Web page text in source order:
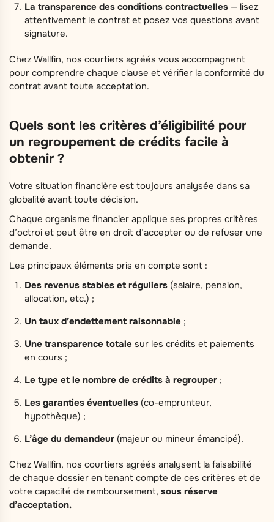
La transparence des conditions contractuelles — lisez
attentivement le contrat et posez vos questions avant
signature.
Chez Wallfin, nos courtiers agréés vous accompagnent
pour comprendre chaque clause et vérifier la conformité du
contrat avant toute acceptation.
Quels sont les critères d’éligibilité pour
un regroupement de crédits facile à
obtenir ?
Votre situation financière est toujours analysée dans sa
globalité avant toute décision.
Chaque organisme financier applique ses propres critères
d’octroi et peut être en droit d’accepter ou de refuser une
demande.
Les principaux éléments pris en compte sont :
Des revenus stables et réguliers (salaire, pension,
allocation, etc.) ;
Un taux d’endettement raisonnable ;
Une transparence totale sur les crédits et paiements
en cours ;
Le type et le nombre de crédits à regrouper ;
Les garanties éventuelles (co-emprunteur,
hypothèque) ;
L’âge du demandeur (majeur ou mineur émancipé).
Chez Wallfin, nos courtiers agréés analysent la faisabilité
de chaque dossier en tenant compte de ces critères et de
votre capacité de remboursement, sous réserve
d’acceptation.